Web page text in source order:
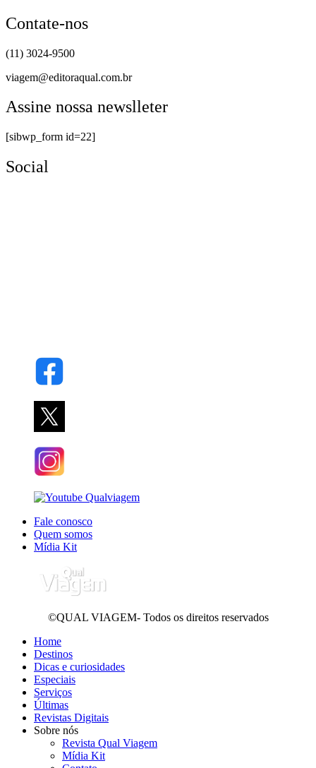
Contate-nos
(11) 3024-9500
viagem@editoraqual.com.br
Assine nossa newslleter
[sibwp_form id=22]
Social
Fale conosco
Quem somos
Mídia Kit
©QUAL VIAGEM- Todos os direitos reservados
Home
Destinos
Dicas e curiosidades
Especiais
Serviços
Últimas
Revistas Digitais
Sobre nós
Revista Qual Viagem
Mídia Kit